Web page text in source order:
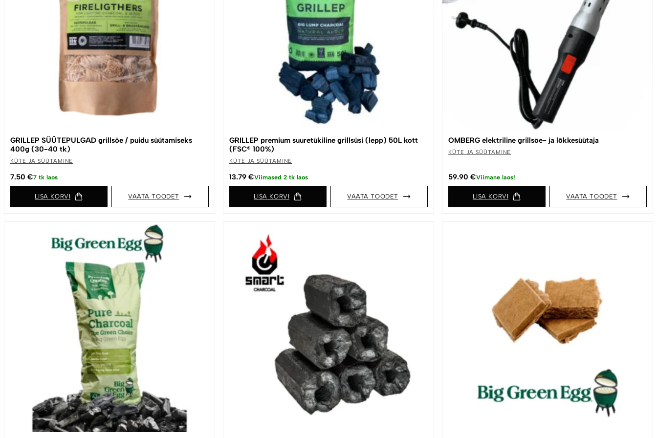
GRILLEP SÜÜTEPULGAD grillsöe / puidu süütamiseks
400g (30-40 tk)
KÜTE JA SÜÜTAMINE
7.50 €7 tk laos
LISA KORVI VAATA TOODET
GRILLEP premium suuretükiline grillsüsi (lepp) 50L kott
(FSC® 100%)
KÜTE JA SÜÜTAMINE
13.79 €Viimased 2 tk laos
LISA KORVI VAATA TOODET
OMBERG elektriline grillsöe- ja lõkkesüütaja
KÜTE JA SÜÜTAMINE
59.90 €Viimane laos!
LISA KORVI VAATA TOODET